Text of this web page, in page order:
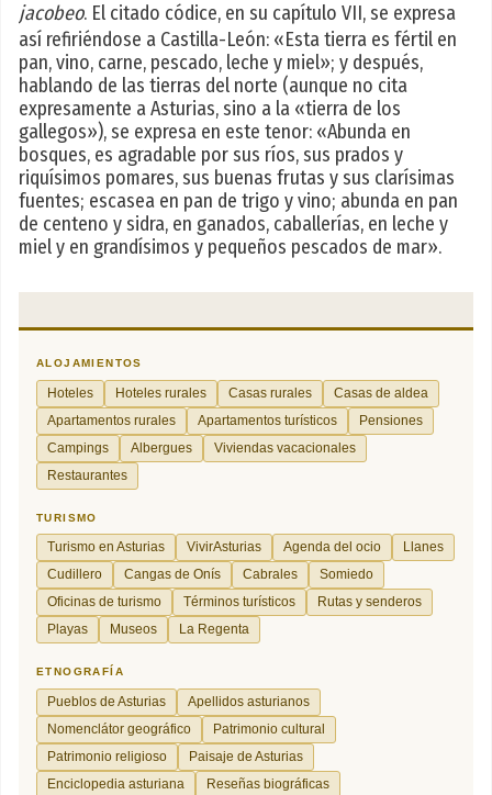
jacobeo. El citado códice, en su capítulo VII, se expresa
así refiriéndose a Castilla-León: «Esta tierra es fértil en
pan, vino, carne, pescado, leche y miel»; y después,
hablando de las tierras del norte (aunque no cita
expresamente a Asturias, sino a la «tierra de los
gallegos»), se expresa en este tenor: «Abunda en
bosques, es agradable por sus ríos, sus prados y
riquísimos pomares, sus buenas frutas y sus clarísimas
fuentes; escasea en pan de trigo y vino; abunda en pan
de centeno y sidra, en ganados, caballerías, en leche y
miel y en grandísimos y pequeños pescados de mar».